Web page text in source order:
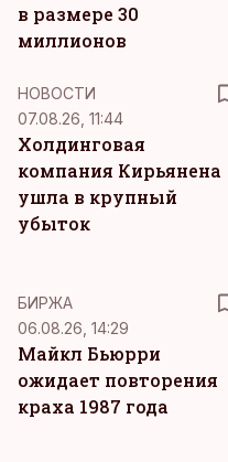
в размере 30
миллионов
НОВОСТИ
07.08.26, 11:44
Холдинговая
компания Кирьянена
ушла в крупный
убыток
БИРЖА
06.08.26, 14:29
Майкл Бьюрри
ожидает повторения
краха 1987 года